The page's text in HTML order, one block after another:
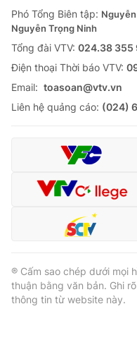
Cha tôi, người ở
nghe kết quả xét
trường hợp xấu nhất,
Bình được xuất viện.